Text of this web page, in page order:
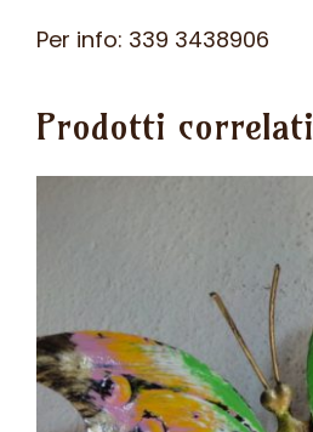
Per info: 339 3438906
Prodotti correlati